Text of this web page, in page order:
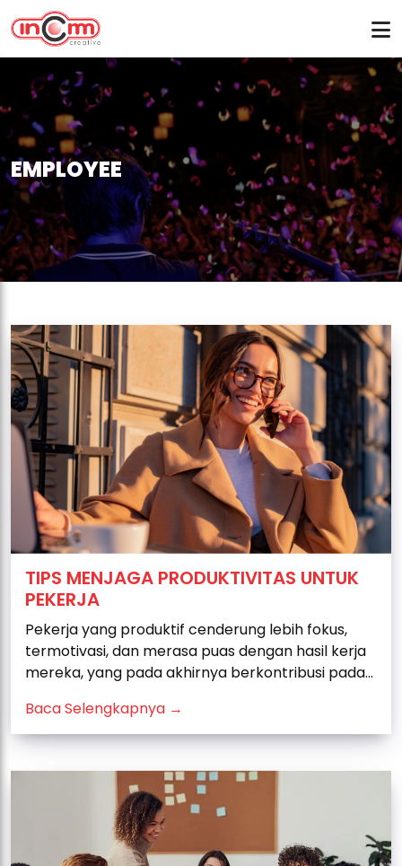
EMPLOYEE
TIPS MENJAGA PRODUKTIVITAS UNTUK
PEKERJA
Pekerja yang produktif cenderung lebih fokus,
termotivasi, dan merasa puas dengan hasil kerja
mereka, yang pada akhirnya berkontribusi pada...
Baca Selengkapnya →